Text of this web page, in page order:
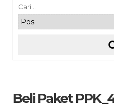
Beli Paket